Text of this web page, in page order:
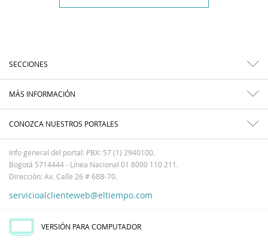
SECCIONES
MÁS INFORMACIÓN
CONOZCA NUESTROS PORTALES
Info general del portal: PBX: 57 (1) 2940100.
Bogotá 5714444 - Línea Nacional 01 8000 110 211.
Dirección: Av. Calle 26 # 68B-70.
servicioalclienteweb@eltiempo.com
VERSIÓN PARA COMPUTADOR